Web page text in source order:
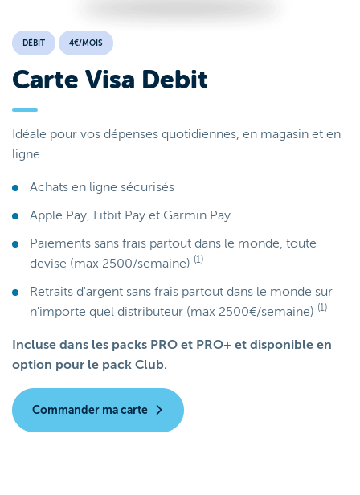
DÉBIT 4€/MOIS
Carte Visa Debit
Idéale pour vos dépenses quotidiennes, en magasin et en
ligne.
Achats en ligne sécurisés
Apple Pay, Fitbit Pay et Garmin Pay
Paiements sans frais partout dans le monde, toute
devise (max 2500/semaine) (1)
Retraits d'argent sans frais partout dans le monde sur
n'importe quel distributeur (max 2500€/semaine) (1)
Incluse dans les packs PRO et PRO+ et disponible en
option pour le pack Club.
Commander ma carte